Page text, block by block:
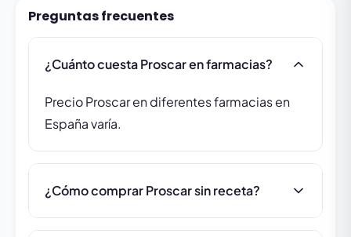
Preguntas frecuentes
¿Cuánto cuesta Proscar en farmacias?
Precio Proscar en diferentes farmacias en
España varía.
¿Cómo comprar Proscar sin receta?